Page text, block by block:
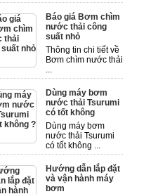
Báo giá Bơm chìm
nước thải công
suất nhỏ
Thông tin chi tiết về
Bơm chìm nước thải
...
Dùng máy bơm
nước thải Tsurumi
có tốt không
Dùng máy bơm
nước thải Tsurumi
có tốt không ...
Hướng dẫn lắp đặt
và vận hành máy
bơm